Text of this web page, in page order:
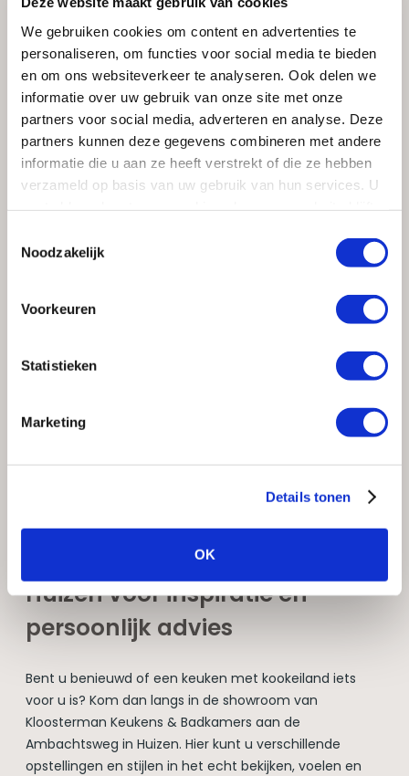
We gebruiken cookies om content en advertenties te
personaliseren, om functies voor social media te bieden
en om ons websiteverkeer te analyseren. Ook delen we
informatie over uw gebruik van onze site met onze
partners voor social media, adverteren en analyse. Deze
partners kunnen deze gegevens combineren met andere
informatie die u aan ze heeft verstrekt of die ze hebben
verzameld op basis van uw gebruik van hun services. U
Noodzakelijk
Voorkeuren
Statistieken
Marketing
Details tonen
OK
Ontwerp en 3D-visualisatie We maken een op
maat gemaakt keukenontwerp met een
kookeiland, zodat u direct ziet hoe het in uw
woning past.
Realisatie en montage Onze vakmensen zorgen
voor een vakkundige installatie, inclusief
apparatuur, verlichting en afwerking.
Wij werken met topmerken in keukenapparatuur en
duurzame materialen. Zo bent u verzekerd van kwaliteit
Bezoek onze showroom in
Huizen voor inspiratie en
persoonlijk advies
Bent u benieuwd of een keuken met kookeiland iets
voor u is? Kom dan langs in de showroom van
Kloosterman Keukens & Badkamers aan de
Ambachtsweg in Huizen. Hier kunt u verschillende
opstellingen en stijlen in het echt bekijken, voelen en